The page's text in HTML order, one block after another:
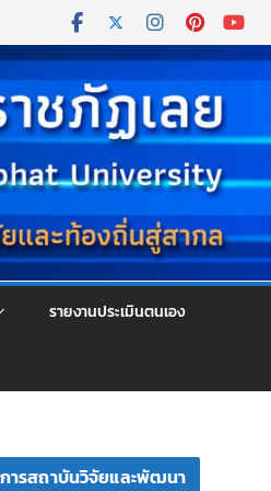
รายงานประเมินตนเอง
ารสถาบันวิจัยและพัฒนา